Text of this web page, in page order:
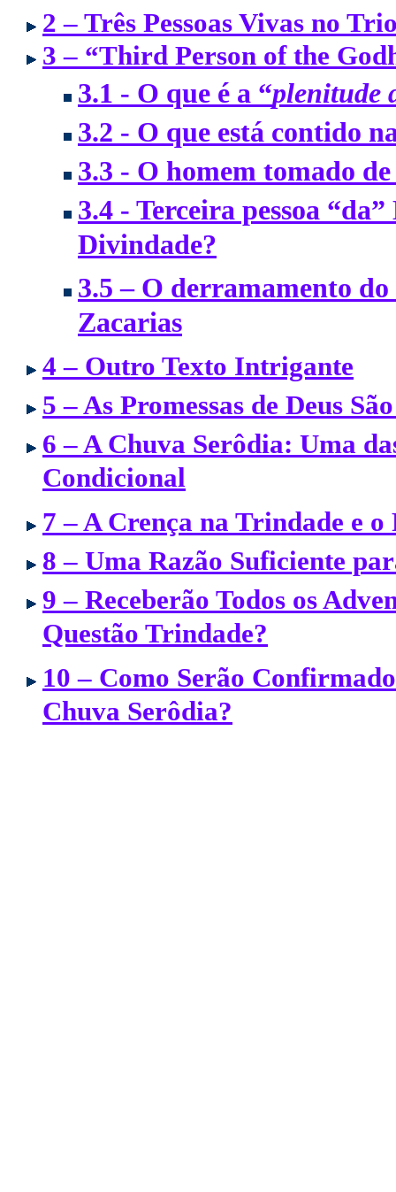
2 – Três Pessoas Vivas no
3 – “Third Person of the
3.1 - O que é a “plenitude
3.2 - O que está contido
3.3 - O homem tomado
3.4 - Terceira pessoa
Divindade?
3.5 – O derramamento
Zacarias
4 – Outro Texto Intrigante
5 – As Promessas de Deus
6 – A Chuva Serôdia: Uma
Condicional
7 – A Crença na Trindade e
8 – Uma Razão Suficiente
9 – Receberão Todos os
Questão Trindade?
10 – Como Serão
Chuva Serôdia?